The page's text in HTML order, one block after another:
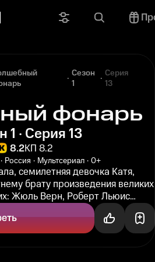
Сезон
1
Серия
13
фонарь
1 · Серия 13
8.2КП 8.2
Россия Мультсериал 0+
семилетняя девочка Катя,
брату произведения великих
Жюль Верн, Роберт Льюис
Артур Конан Дойл...